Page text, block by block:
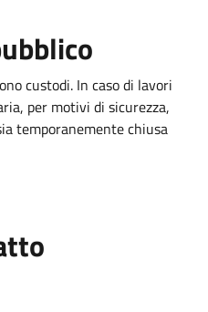
custodi. In caso di lavori
per motivi di sicurezza,
temporanemente chiusa